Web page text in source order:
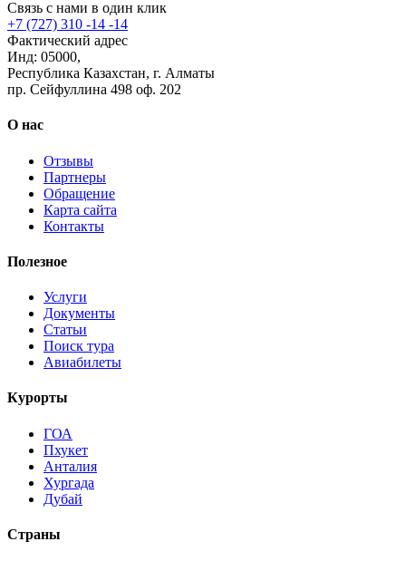
Связь с нами в один клик
+7 (727) 310 -14 -14
Фактический адрес
Инд: 05000,
Республика Казахстан, г. Алматы
пр. Сейфуллина 498 оф. 202
О нас
Отзывы
Партнеры
Обращение
Карта сайта
Контакты
Полезное
Услуги
Документы
Статьи
Поиск тура
Авиабилеты
Курорты
ГОА
Пхукет
Анталия
Хургада
Дубай
Страны